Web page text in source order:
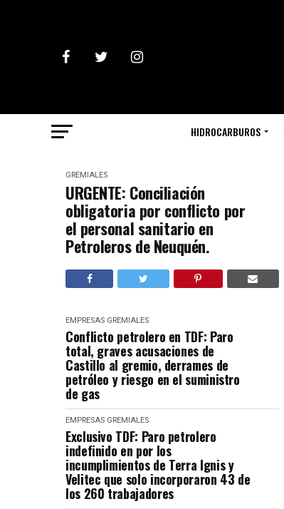
HIDROCARBUROS
GREMIALES
URGENTE: Conciliación
obligatoria por conflicto por
el personal sanitario en
Petroleros de Neuquén.
EMPRESAS GREMIALES
Conflicto petrolero en TDF: Paro
total, graves acusaciones de
Castillo al gremio, derrames de
petróleo y riesgo en el suministro
de gas
EMPRESAS GREMIALES
Exclusivo TDF: Paro petrolero
indefinido en por los
incumplimientos de Terra Ignis y
Velitec que solo incorporaron 43 de
los 260 trabajadores